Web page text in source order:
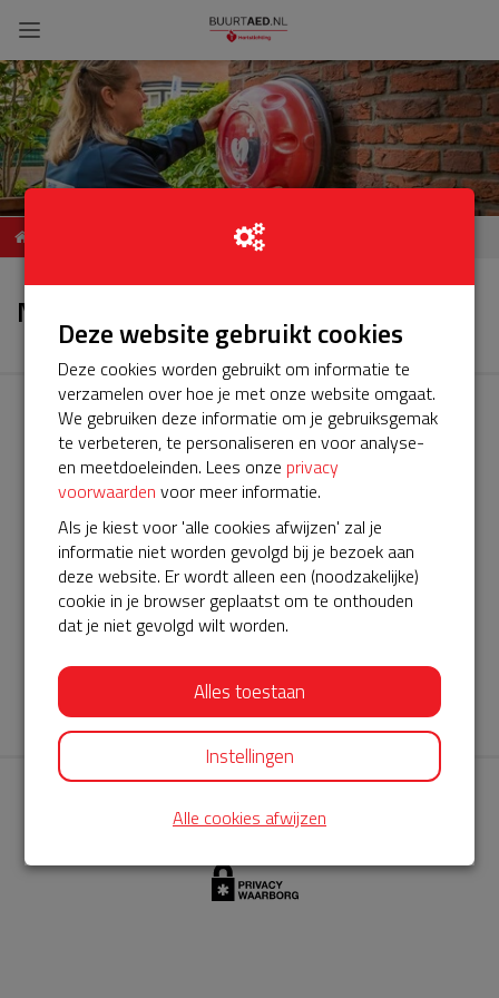
Nieuws
AED360-ProCardio
ServiceBuurtAED wordt aangeboden door de Hartstichting en
AED360-ProCardio. Net als bij BuurtAED is AED360-ProCardio
de leverancier van het servicepakket en ontzorgen zij jou de
komende jaren. AED360-ProCardio is gespecialiseerd in de
levering en het onderhoud van Philips AED’s.
Deze website gebruikt cookies
Deze cookies worden gebruikt om informatie te
verzamelen over hoe je met onze website omgaat.
We gebruiken deze informatie om je gebruiksgemak
te verbeteren, te personaliseren en voor analyse-
en meetdoeleinden. Lees onze privacy
voorwaarden voor meer informatie.
Als je kiest voor 'alle cookies afwijzen' zal je
informatie niet worden gevolgd bij je bezoek aan
deze website. Er wordt alleen een (noodzakelijke)
cookie in je browser geplaatst om te onthouden
dat je niet gevolgd wilt worden.
Alles toestaan
Instellingen
Alle cookies afwijzen